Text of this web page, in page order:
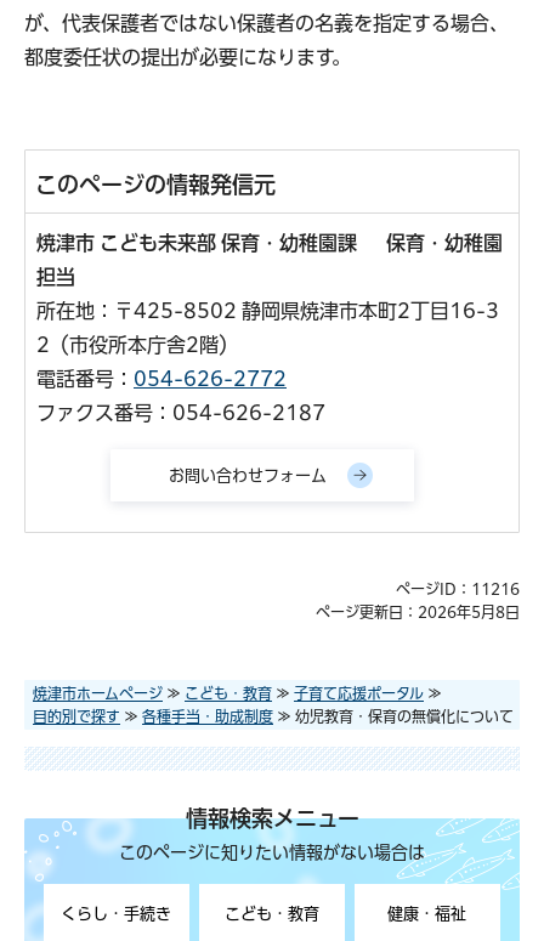
が、代表保護者ではない保護者の名義を指定する場合、
都度委任状の提出が必要になります。
このページの情報発信元
焼津市 こども未来部 保育・幼稚園課 保育・幼稚園
担当
所在地：〒425-8502 静岡県焼津市本町2丁目16-3
2（市役所本庁舎2階）
電話番号： 054-626-2772
ファクス番号：054-626-2187
ページID：11216
ページ更新日：2026年5月8日
焼津市ホームページ ≫ こども・教育 ≫ 子育て応援ポータル ≫
目的別で探す ≫ 各種手当・助成制度 ≫ 幼児教育・保育の無償化について
情報検索メニュー
このページに知りたい情報がない場合は
くらし・手続き こども・教育 健康・福祉